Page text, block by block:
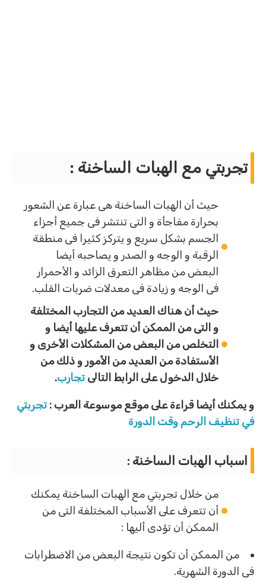
تجربتي مع الهبات الساخنة :
حيث أن الهبات الساخنة هى عبارة عن الشعور
بحرارة مفاجأة و التى تنتشر فى جميع أجزاء
الجسم بشكل سريع و يتركز كثيرا فى منطقة
الرقبة و الوجه و الصدر و يصاحبه أيضا
البعض من مظاهر التعرق الزائد و الأحمرار
فى الوجه و زيادة فى معدلات ضربات القلب.
حيث أن هناك العديد من التجارب المختلفة
و التى من الممكن أن تتعرف عليها أيضا و
التخلص من البعض من المشكلات الأخرى و
الأستفادة من العديد من الأمور و ذلك من
خلال الدخول على الرابط التالى تجارب.
و يمكنك أيضا قراءة على موقع موسوعة العرب : تجربتي
في تنظيف الرحم وقت الدورة
اسباب الهبات الساخنة :
من خلال تجربتي مع الهبات الساخنة يمكنك
أن تتعرف على الأسباب المختلفة التى من
الممكن أن تؤدى أليها :
من الممكن أن تكون نتيجة البعض من الاضطرابات
فى الدورة الشهرية.